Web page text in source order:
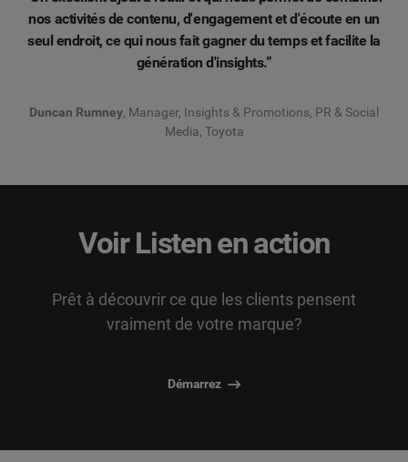
nos activités de contenu, d'engagement et d'écoute en un
seul endroit, ce qui nous fait gagner du temps et facilite la
génération d'insights.”
Duncan Rumney, Manager, Insights & Promotions, PR & Social
Media, Toyota
Voir Listen en action
Prêt à découvrir ce que les clients pensent
vraiment de votre marque?
Démarrez